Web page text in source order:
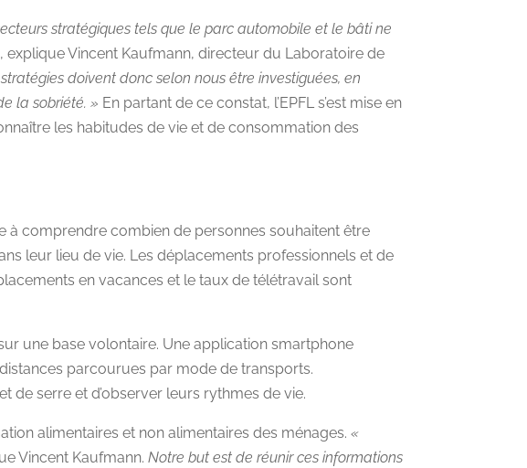
stratégiques tels que le parc automobile et le bâti ne
, explique Vincent Kaufmann, directeur du Laboratoire de
doivent donc selon nous être investiguées, en
la sobriété. » En partant de ce constat, l’EPFL s’est mise en
les habitudes de vie et de consommation des
à comprendre combien de personnes souhaitent être
leur lieu de vie. Les déplacements professionnels et de
en vacances et le taux de télétravail sont
une base volontaire. Une application smartphone
parcourues par mode de transports.
de serre et d’observer leurs rythmes de vie.
alimentaires et non alimentaires des ménages.«
Vincent Kaufmann.Notre but est de réunir ces informations